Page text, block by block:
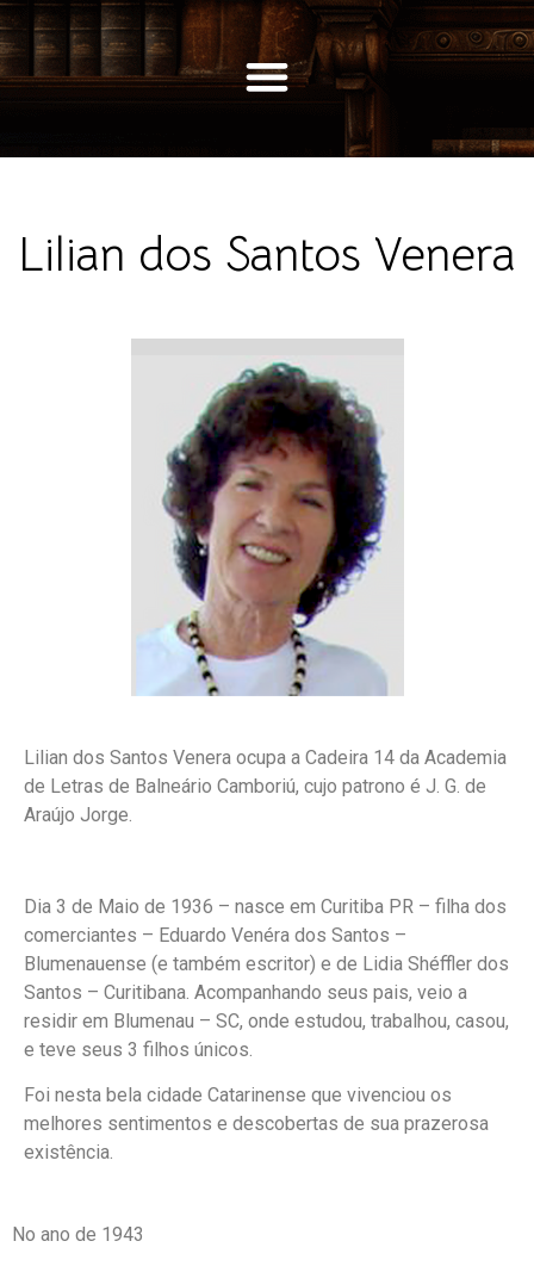
Lilian dos Santos Venera
Lilian dos Santos Venera ocupa a Cadeira 14 da Academia
de Letras de Balneário Camboriú, cujo patrono é J. G. de
Araújo Jorge.
Dia 3 de Maio de 1936 – nasce em Curitiba PR – filha dos
comerciantes – Eduardo Venéra dos Santos –
Blumenauense (e também escritor) e de Lidia Shéffler dos
Santos – Curitibana. Acompanhando seus pais, veio a
residir em Blumenau – SC, onde estudou, trabalhou, casou,
e teve seus 3 filhos únicos.
Foi nesta bela cidade Catarinense que vivenciou os
melhores sentimentos e descobertas de sua prazerosa
existência.
No ano de 1943